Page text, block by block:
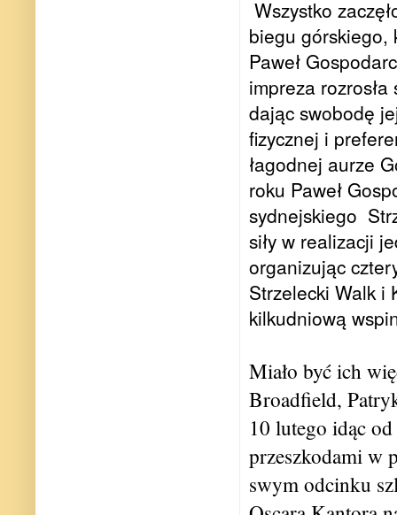
Wszystko
biegu górskiego,
Paweł
impreza
dając swobodę
fizycznej i
łagodnej aurze
roku Paweł
sydnejskiego
siły w realizacji
organizując
Strzelecki Walk i
kilkudniową
Miało być ich
Broadfield,
10 lutego idąc
przeszkodami w
swym odcinku